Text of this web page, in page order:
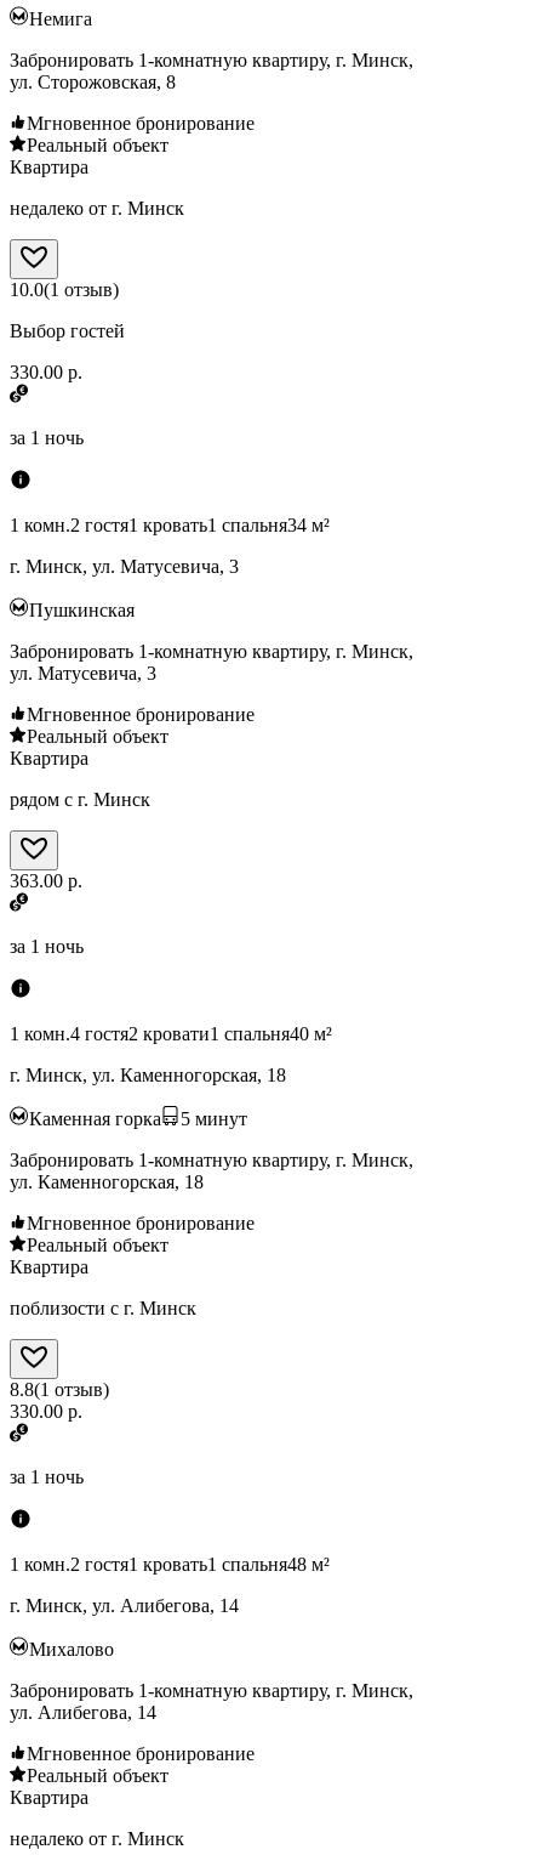
Немига
Забронировать 1-комнатную квартиру, г. Минск,
ул. Сторожовская, 8
Мгновенное бронирование
Реальный объект
Квартира
недалеко от г. Минск
10.0(1 отзыв)
Выбор гостей
330.00 р.
за 1 ночь
1 комн.2 гостя1 кровать1 спальня34 м²
г. Минск, ул. Матусевича, 3
Пушкинская
Забронировать 1-комнатную квартиру, г. Минск,
ул. Матусевича, 3
Мгновенное бронирование
Реальный объект
Квартира
рядом с г. Минск
363.00 р.
за 1 ночь
1 комн.4 гостя2 кровати1 спальня40 м²
г. Минск, ул. Каменногорская, 18
Каменная горка 5 минут
Забронировать 1-комнатную квартиру, г. Минск,
ул. Каменногорская, 18
Мгновенное бронирование
Реальный объект
Квартира
поблизости с г. Минск
8.8(1 отзыв)
330.00 р.
за 1 ночь
1 комн.2 гостя1 кровать1 спальня48 м²
г. Минск, ул. Алибегова, 14
Михалово
Забронировать 1-комнатную квартиру, г. Минск,
ул. Алибегова, 14
Мгновенное бронирование
Реальный объект
Квартира
недалеко от г. Минск